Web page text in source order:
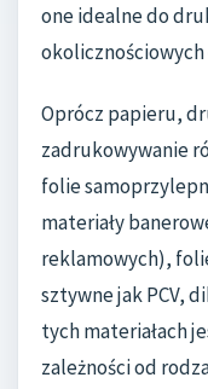
one idealne do
Oprócz papieru,
zadrukowywanie
folie
materiały
reklamowych),
sztywne jak PCV,
tych materiałach
zależności od